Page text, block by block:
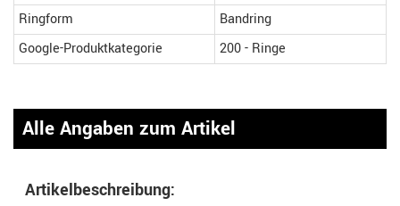
Ringform
Bandring
Google-Produktkategorie
200 - Ringe
Alle Angaben zum Artikel
Artikelbeschreibung: